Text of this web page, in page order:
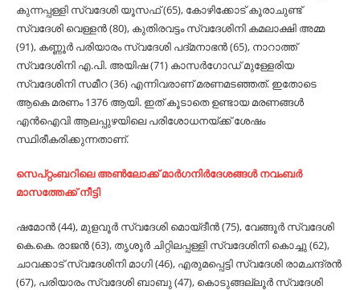
കുന്നപ്പള്ളി സ്വദേശി യൂസഫ് (65), കോഴിക്കോട് കൂരാചുണ്ട്
സ്വദേശി വെള്ളന്‍ (80), കുതിരവട്ടം സ്വദേശിനി കമലാക്ഷി അമ്മ
(91), കണ്ണൂര്‍ പരിയാരം സ്വദേശി പദ്മനാഭന്‍ (65), നാറാത്ത്
സ്വദേശിനി എ.പി. അയിഷ (71) കാസര്‍ഗോഡ് മുള്ളേരിയ
സ്വദേശിനി സമീറ (36) എന്നിവരാണ് മരണമടഞ്ഞത്. ഇതോടെ
ആകെ മരണം 1376 ആയി. ഇത് കൂടാതെ ഉണ്ടായ മരണങ്ങള്‍
എന്‍ഐവി ആലപ്പുഴയിലെ പരിശോധനയ്ക്ക് ശേഷം
സ്ഥിരീകരിക്കുന്നതാണ്.
സെപ്റ്റംബറിലെ അണ്‍ലോക്ക് മാര്‍ഗനിര്‍ദേശങ്ങള്‍ നവംബര്‍
മാസത്തേക്ക് നീട്ടി
ഷമോന്‍ (44), മുളവൂര്‍ സ്വദേശി മൊയ്ദീന്‍ (75), വേങ്ങൂര്‍ സ്വദേശി
കെ.കെ. രാജന്‍ (63), തൃശൂര്‍ ചിറ്റിലപ്പള്ളി സ്വദേശിനി കൊച്ചു (62),
ചാവക്കാട് സ്വദേശിനി മാഗി (46), എരുമപ്പെട്ടി സ്വദേശി രാമചന്ദ്രന്‍
(67), പരിയാരം സ്വദേശി ബാബു (47), കൊടുങ്ങല്ലൂര്‍ സ്വദേശി